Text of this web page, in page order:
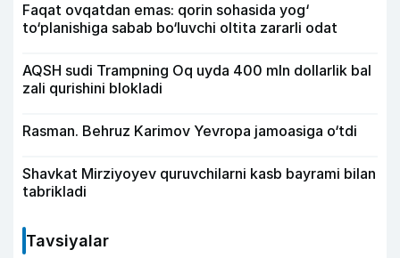
Faqat ovqatdan emas: qorin sohasida yog‘
to‘planishiga sabab bo‘luvchi oltita zararli odat
AQSH sudi Trampning Oq uyda 400 mln dollarlik bal
zali qurishini blokladi
Rasman. Behruz Karimov Yevropa jamoasiga o‘tdi
Shavkat Mirziyoyev quruvchilarni kasb bayrami bilan
tabrikladi
Tavsiyalar